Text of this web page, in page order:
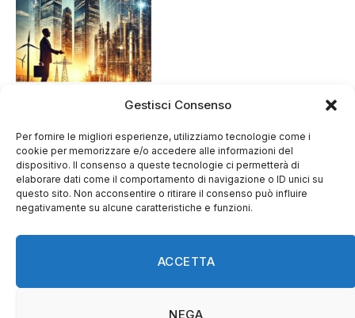
Gestisci Consenso
Per fornire le migliori esperienze, utilizziamo tecnologie come i
cookie per memorizzare e/o accedere alle informazioni del
dispositivo. Il consenso a queste tecnologie ci permetterà di
elaborare dati come il comportamento di navigazione o ID unici su
questo sito. Non acconsentire o ritirare il consenso può influire
negativamente su alcune caratteristiche e funzioni.
ACCETTA
NEGA